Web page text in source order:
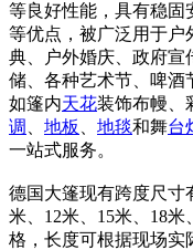
等良好性能，具有稳固
等优点，被广泛用于户
典、户外婚庆、政府宣
储、各种艺术节、啤酒
如篷内天花装饰布幔、
调
地板 地毯和舞台
一站式服务。
德国大篷现有跨度尺寸
米、12米、15米、18米
格，长度可根据现场实